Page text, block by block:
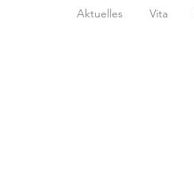
Aktuelles Vita